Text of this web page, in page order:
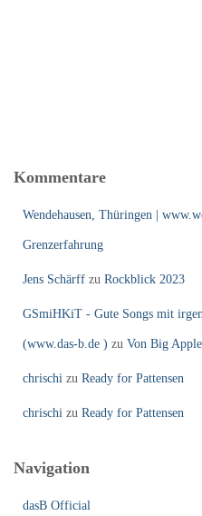
Kommentare
Wendehausen, Thüringen |
Grenzerfahrung
Jens Schärff zu Rockblick 2023
GSmiHKiT - Gute Songs mit
(www.das-b.de ) zu Von Big
chrischi zu Ready for Pattensen
chrischi zu Ready for Pattensen
Navigation
dasB Official